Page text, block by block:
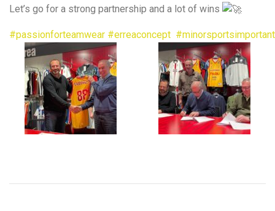
Let’s go for a strong partnership and a lot of wins
#passionforteamwear #erreaconcept